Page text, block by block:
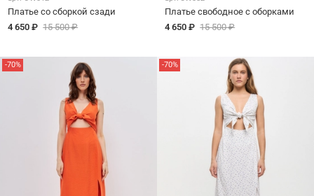
Платье со сборкой сзади
4 650 ₽ 15 500 ₽
Платье свободное с оборками
4 650 ₽ 15 500 ₽
-70% -70%